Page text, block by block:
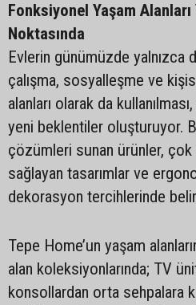
Fonksiyonel Yaşam
Noktasında
Evlerin günümüzde yalnızca
çalışma, sosyalleşme ve
alanları olarak da
yeni beklentiler oluşturuyor.
çözümleri sunan ürünler, çok
sağlayan tasarımlar ve
dekorasyon tercihlerinde
Tepe Home’un yaşam
alan koleksiyonlarında; TV
konsollardan orta sehpalara